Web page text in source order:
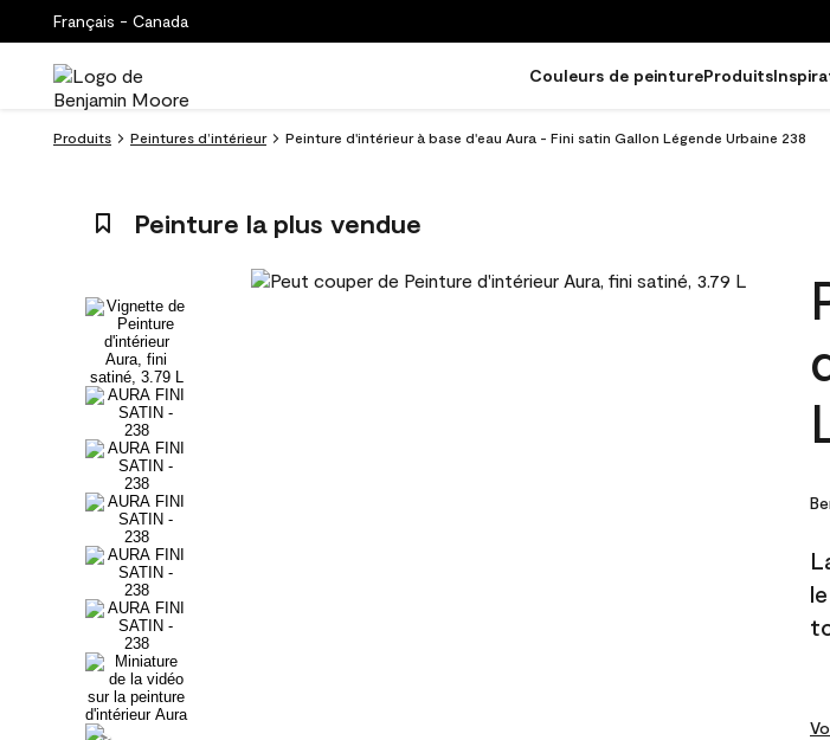
Français - Canada
Couleurs de peintureProduits
Produits Peintures d’intérieur Peinture d'intérieur à base d'eau Aura - Fini satin Gallon Légende Urbaine 238
Peinture la plus vendue